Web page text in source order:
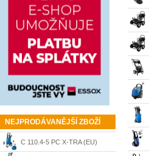
NEJPRODÁVANĚJŠÍ ZBOŽÍ
C 110.4-5 PC X-TRA (EU)